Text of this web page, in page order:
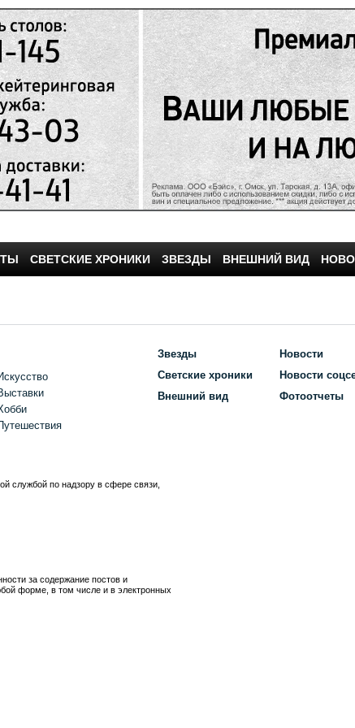
СВЕТСКИЕ ХРОНИКИ ЗВЕЗДЫ ВНЕШНИЙ ВИД
Звезды
Светские хроники
Внешний вид
Новости
Новости
Фотоотчеты
службой по надзору в сфере связи,
за содержание постов и
форме, в том числе и в электронных